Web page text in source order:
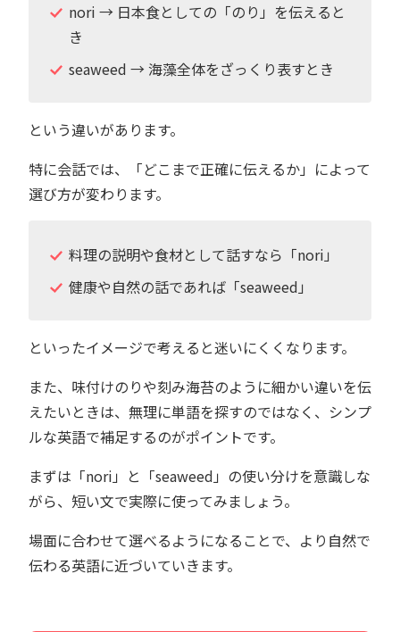
nori → 日本食としての「のり」を伝えると
き
seaweed → 海藻全体をざっくり表すとき
という違いがあります。
特に会話では、「どこまで正確に伝えるか」によって
選び方が変わります。
料理の説明や食材として話すなら「nori」
健康や自然の話であれば「seaweed」
といったイメージで考えると迷いにくくなります。
また、味付けのりや刻み海苔のように細かい違いを伝
えたいときは、無理に単語を探すのではなく、シンプ
ルな英語で補足するのがポイントです。
まずは「nori」と「seaweed」の使い分けを意識しな
がら、短い文で実際に使ってみましょう。
場面に合わせて選べるようになることで、より自然で
伝わる英語に近づいていきます。